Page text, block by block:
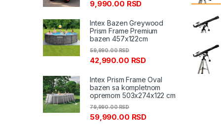
9,990.00 RSD
Intex Bazen Greywood
Prism Frame Premium
bazen 457x122cm
42,990.00 RSD
59,990.00RSD
Intex Prism Frame Oval
bazen sa kompletnom
opremom 503x274x122 cm
59,990.00 RSD
79,990.00RSD